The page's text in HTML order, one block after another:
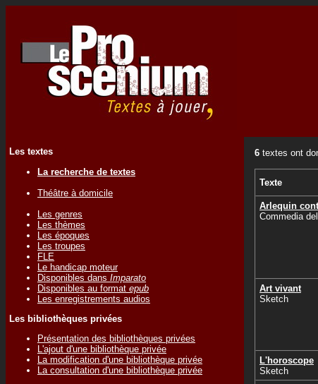
Les textes
La recherche de textes
Théâtre à domicile
Les genres
Les thèmes
Les époques
Les troupes
FLE
Le handicap moteur
Disponibles dans Imparato
Disponibles au format epub
Les enregistrements audios
Les bibliothèques privées
Présentation des bibliothèques privées
L'ajout d'une bibliothèque privée
La modification d'une bibliothèque privée
La consultation d'une bibliothèque privée
6 textes ont
Texte
Arlequin
Commedia
Art vivant
Sketch
L'horoscope
Sketch